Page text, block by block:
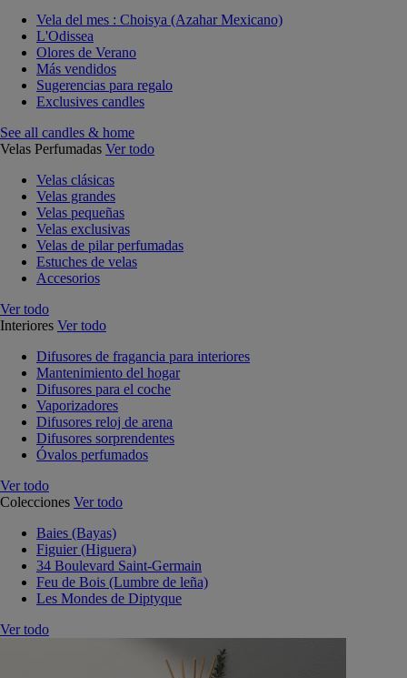
Vela del mes : Choisya (Azahar Mexicano)
L'Odissea
Olores de Verano
Más vendidos
Sugerencias para regalo
Exclusives candles
See all candles & home
Velas Perfumadas Ver todo
Velas clásicas
Velas grandes
Velas pequeñas
Velas exclusivas
Velas de pilar perfumadas
Estuches de velas
Accesorios
Ver todo
Interiores Ver todo
Difusores de fragancia para interiores
Mantenimiento del hogar
Difusores para el coche
Vaporizadores
Difusores reloj de arena
Difusores sorprendentes
Óvalos perfumados
Ver todo
Colecciones Ver todo
Baies (Bayas)
Figuier (Higuera)
34 Boulevard Saint-Germain
Feu de Bois (Lumbre de leña)
Les Mondes de Diptyque
Ver todo